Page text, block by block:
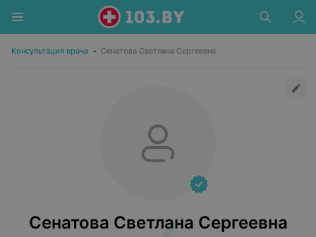
Консультация врача • Сенатова Светлана Сергеевна
Сенатова Светлана Сергеевна